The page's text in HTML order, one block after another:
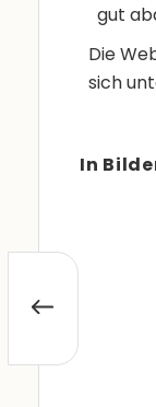
gut
Die
sich
In